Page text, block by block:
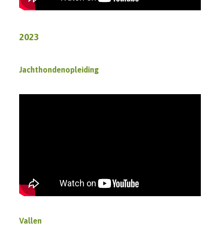
2023
Jachthondenopleiding
Vallen